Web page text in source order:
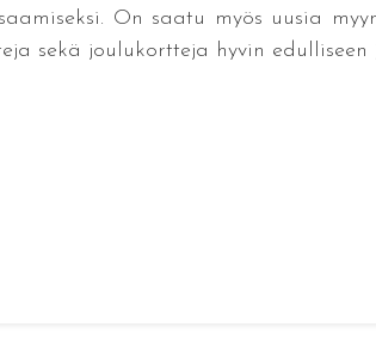
On saatu myös uusia
sekä joulukortteja hyvin edulliseen